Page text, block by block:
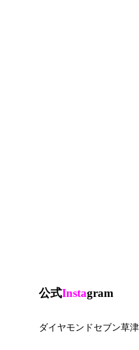
公式Instagram
ダイヤモンドセブン草津